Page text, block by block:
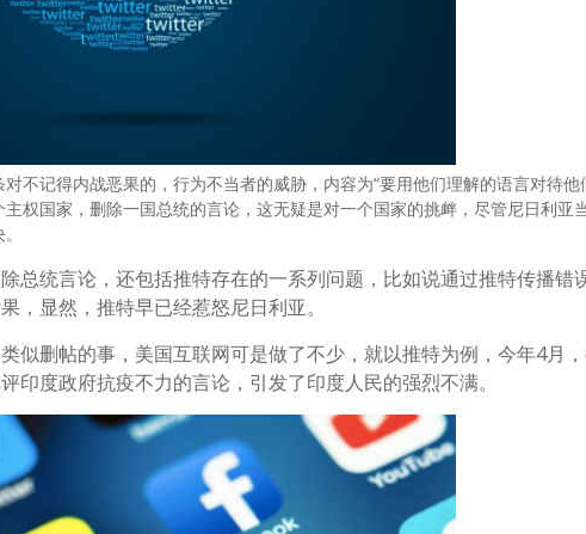
记得内战恶果的，行为不当者的威胁，内容为“要用他们理解的语言对待他
权国家，删除一国总统的言论，这无疑是对一个国家的挑衅，尽管尼日利亚
总统言论，还包括推特存在的一系列问题，比如说通过推特传播错
，显然，推特早已经惹怒尼日利亚。
似删帖的事，美国互联网可是做了不少，就以推特为例，今年4月
印度政府抗疫不力的言论，引发了印度人民的强烈不满。